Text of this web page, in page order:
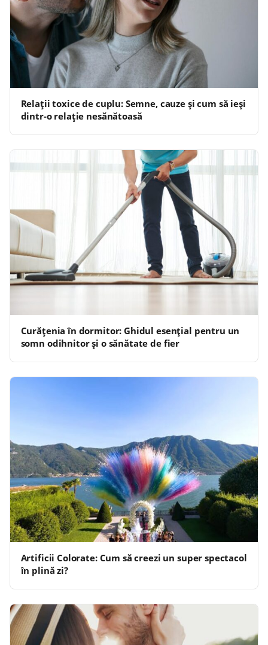
Relații toxice de cuplu: Semne, cauze și cum să ieși
dintr-o relație nesănătoasă
Curățenia în dormitor: Ghidul esențial pentru un
somn odihnitor și o sănătate de fier
Artificii Colorate: Cum să creezi un super spectacol
în plină zi?